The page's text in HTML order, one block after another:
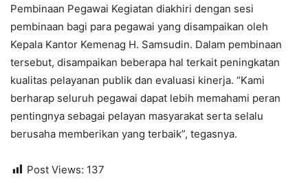
Pembinaan Pegawai Kegiatan diakhiri dengan sesi
pembinaan bagi para pegawai yang disampaikan oleh
Kepala Kantor Kemenag H. Samsudin. Dalam pembinaan
tersebut, disampaikan beberapa hal terkait peningkatan
kualitas pelayanan publik dan evaluasi kinerja. “Kami
berharap seluruh pegawai dapat lebih memahami peran
pentingnya sebagai pelayan masyarakat serta selalu
berusaha memberikan yang terbaik”, tegasnya.
Post Views: 137